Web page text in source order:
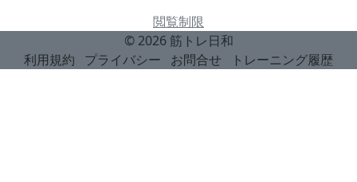
閲覧制限
© 2026 筋トレ日和
利用規約
プライバシー お問合せ トレーニング履歴